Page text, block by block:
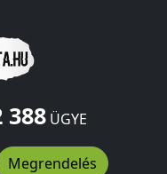
388ÜGYE
Megrendelés